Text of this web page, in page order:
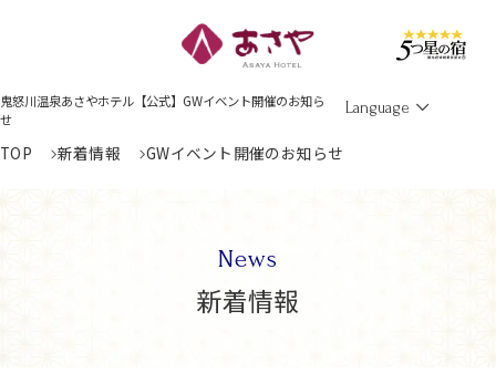
鬼怒川温泉あさやホテル【公式】GWイベント開催のお知ら
せ
Language
TOP 新着情報 GWイベント開催のお知らせ
News
新着情報